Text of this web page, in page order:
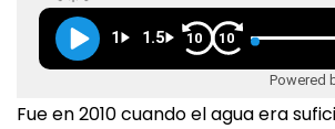
1 1.5 10 10
Powered
Fue en 2010 cuando el agua era